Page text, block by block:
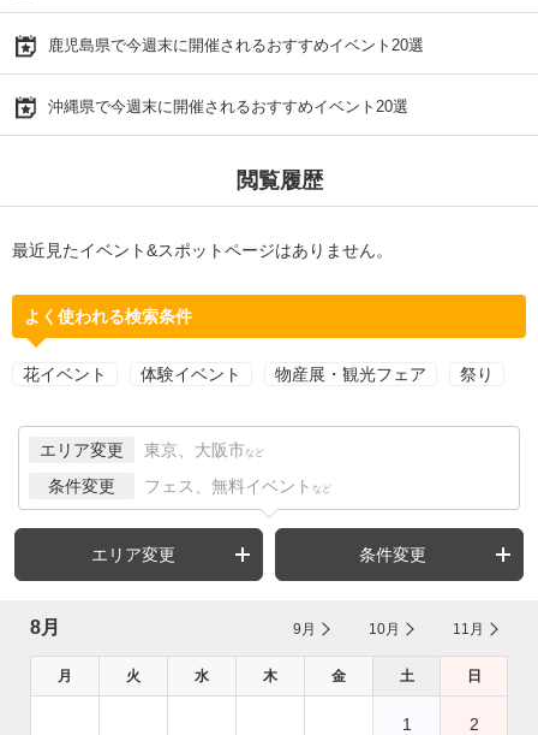
鹿児島県で今週末に開催されるおすすめイベント20選
沖縄県で今週末に開催されるおすすめイベント20選
閲覧履歴
最近見たイベント&スポットページはありません。
よく使われる検索条件
花イベント 体験イベント 物産展・観光フェア 祭り
エリア変更 東京、大阪市 など
条件変更 フェス、無料イベント など
エリア変更 条件変更
8月 9月 10月 11月
月 火 水 木 金 土 日
1 2